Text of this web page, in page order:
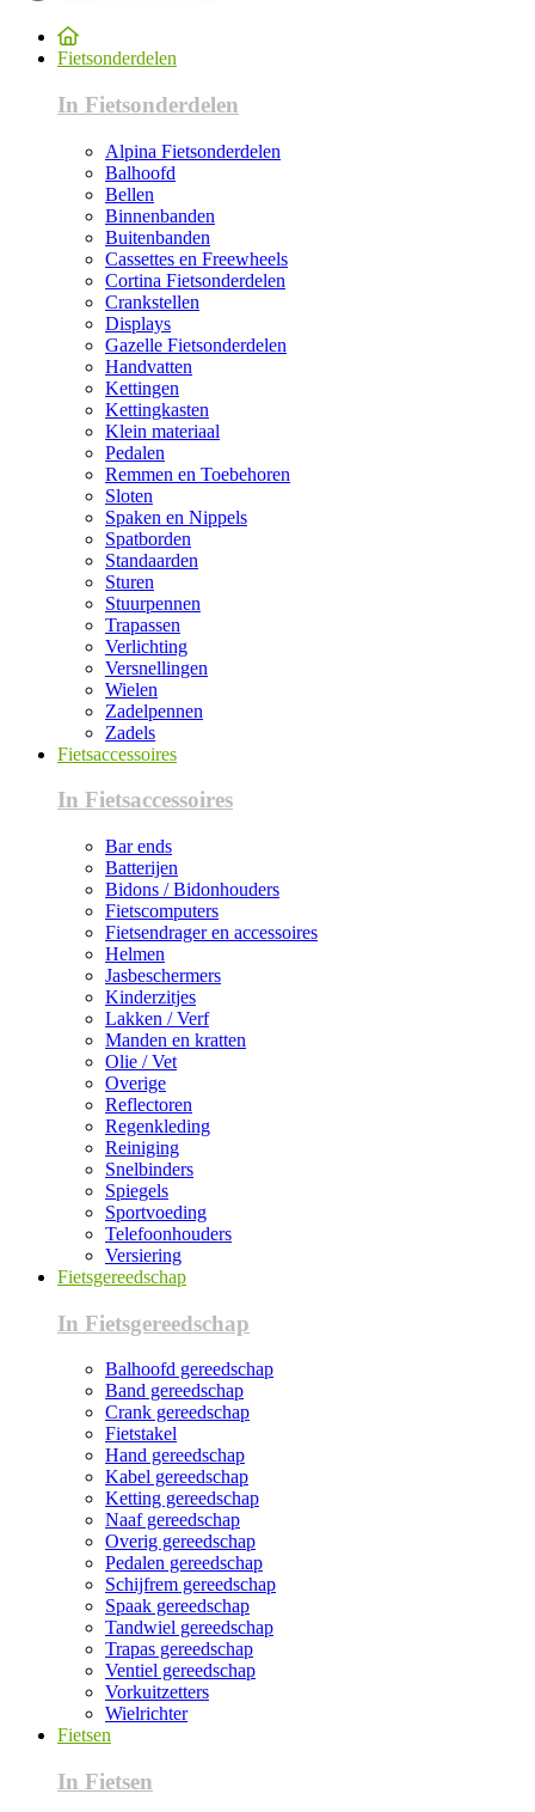
Fietsonderdelen
In Fietsonderdelen
Alpina Fietsonderdelen
Balhoofd
Bellen
Binnenbanden
Buitenbanden
Cassettes en Freewheels
Cortina Fietsonderdelen
Crankstellen
Displays
Gazelle Fietsonderdelen
Handvatten
Kettingen
Kettingkasten
Klein materiaal
Pedalen
Remmen en Toebehoren
Sloten
Spaken en Nippels
Spatborden
Standaarden
Sturen
Stuurpennen
Trapassen
Verlichting
Versnellingen
Wielen
Zadelpennen
Zadels
Fietsaccessoires
In Fietsaccessoires
Bar ends
Batterijen
Bidons / Bidonhouders
Fietscomputers
Fietsendrager en accessoires
Helmen
Jasbeschermers
Kinderzitjes
Lakken / Verf
Manden en kratten
Olie / Vet
Overige
Reflectoren
Regenkleding
Reiniging
Snelbinders
Spiegels
Sportvoeding
Telefoonhouders
Versiering
Fietsgereedschap
In Fietsgereedschap
Balhoofd gereedschap
Band gereedschap
Crank gereedschap
Fietstakel
Hand gereedschap
Kabel gereedschap
Ketting gereedschap
Naaf gereedschap
Overig gereedschap
Pedalen gereedschap
Schijfrem gereedschap
Spaak gereedschap
Tandwiel gereedschap
Trapas gereedschap
Ventiel gereedschap
Vorkuitzetters
Wielrichter
Fietsen
In Fietsen